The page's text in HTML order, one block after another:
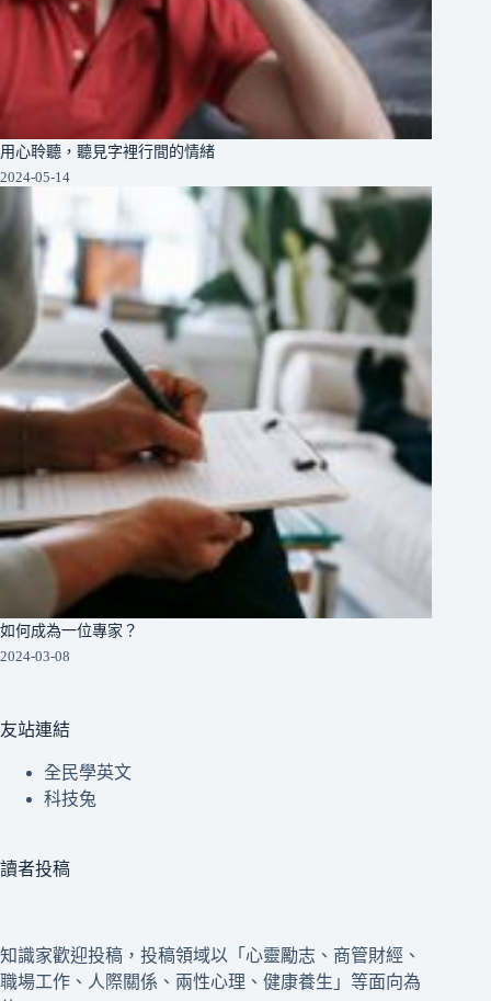
用心聆聽，聽見字裡行間的情緒
2024-05-14
如何成為一位專家？
2024-03-08
友站連結
全民學英文
科技兔
讀者投稿
知識家歡迎投稿，投稿領域以「心靈勵志、商管財經、
職場工作、人際關係、兩性心理、健康養生」等面向為